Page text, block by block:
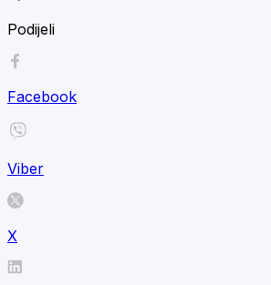
Podijeli
Facebook
Viber
X